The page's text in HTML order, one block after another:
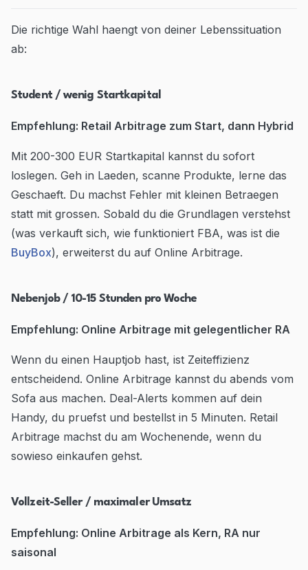
Die richtige Wahl haengt von deiner Lebenssituation
ab:
Student / wenig Startkapital
Empfehlung: Retail Arbitrage zum Start, dann Hybrid
Mit 200-300 EUR Startkapital kannst du sofort
loslegen. Geh in Laeden, scanne Produkte, lerne das
Geschaeft. Du machst Fehler mit kleinen Betraegen
statt mit grossen. Sobald du die Grundlagen verstehst
(was verkauft sich, wie funktioniert FBA, was ist die
BuyBox), erweiterst du auf Online Arbitrage.
Nebenjob / 10-15 Stunden pro Woche
Empfehlung: Online Arbitrage mit gelegentlicher RA
Wenn du einen Hauptjob hast, ist Zeiteffizienz
entscheidend. Online Arbitrage kannst du abends vom
Sofa aus machen. Deal-Alerts kommen auf dein
Handy, du pruefst und bestellst in 5 Minuten. Retail
Arbitrage machst du am Wochenende, wenn du
sowieso einkaufen gehst.
Vollzeit-Seller / maximaler Umsatz
Empfehlung: Online Arbitrage als Kern, RA nur
saisonal